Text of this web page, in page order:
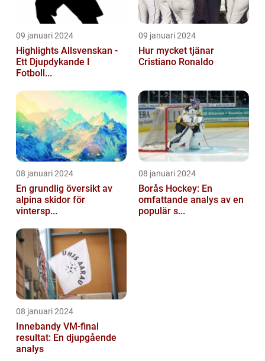
09 januari 2024
Highlights Allsvenskan -
Ett Djupdykande I
Fotboll...
09 januari 2024
Hur mycket tjänar
Cristiano Ronaldo
08 januari 2024
En grundlig översikt av
alpina skidor för
vintersp...
08 januari 2024
Borås Hockey: En
omfattande analys av en
populär s...
08 januari 2024
Innebandy VM-final
resultat: En djupgående
analys